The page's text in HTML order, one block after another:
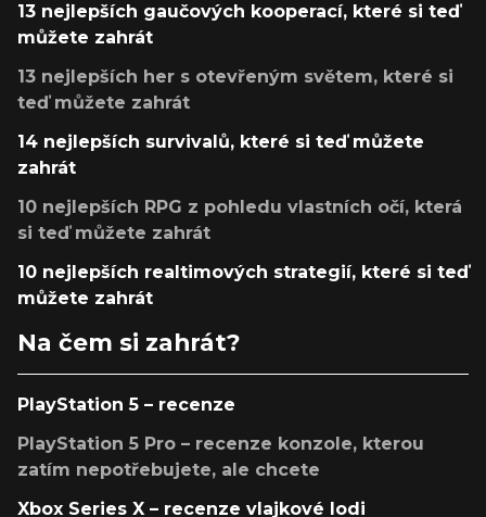
13 nejlepších gaučových kooperací, které si teď
můžete zahrát
13 nejlepších her s otevřeným světem, které si
teď můžete zahrát
14 nejlepších survivalů, které si teď můžete
zahrát
10 nejlepších RPG z pohledu vlastních očí, která
si teď můžete zahrát
10 nejlepších realtimových strategií, které si teď
můžete zahrát
Na čem si zahrát?
PlayStation 5 – recenze
PlayStation 5 Pro – recenze konzole, kterou
zatím nepotřebujete, ale chcete
Xbox Series X – recenze vlajkové lodi